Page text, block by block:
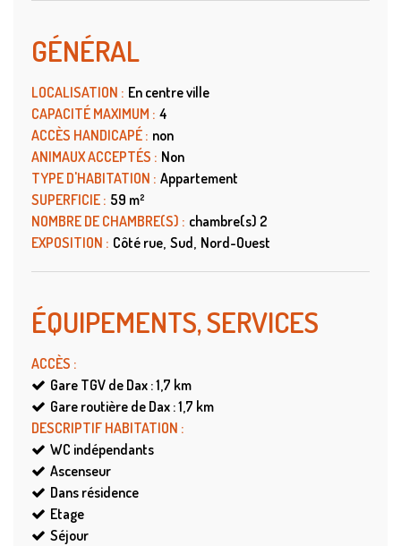
GÉNÉRAL
LOCALISATION : En centre ville
CAPACITÉ MAXIMUM : 4
ACCÈS HANDICAPÉ : non
ANIMAUX ACCEPTÉS : Non
TYPE D'HABITATION : Appartement
SUPERFICIE : 59 m²
NOMBRE DE CHAMBRE(S) : chambre(s) 2
EXPOSITION : Côté rue Sud Nord-Ouest
ÉQUIPEMENTS, SERVICES
ACCÈS :
Gare TGV de Dax : 1,7 km
Gare routière de Dax : 1,7 km
DESCRIPTIF HABITATION :
WC indépendants
Ascenseur
Dans résidence
Etage
Séjour